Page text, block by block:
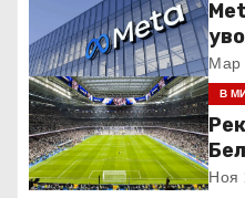
п
о
з
а
Мар
В
Ноя